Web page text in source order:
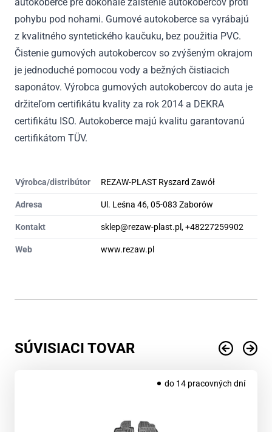
pohybu pod nohami. Gumové autokoberce sa vyrábajú
z kvalitného syntetického kaučuku, bez použitia PVC.
Čistenie gumových autokobercov so zvýšeným okrajom
je jednoduché pomocou vody a bežných čistiacich
saponátov. Výrobca gumových autokobercov do auta je
držiteľom certifikátu kvality za rok 2014 a DEKRA
certifikátu ISO. Autokoberce majú kvalitu garantovanú
certifikátom TÜV.
Výrobca/distribútor REZAW-PLAST Ryszard Zawół
Adresa Ul. Leśna 46, 05-083 Zaborów
Kontakt sklep@rezaw-plast.pl, +48227259902
Web www.rezaw.pl
SÚVISIACI TOVAR
do 14 pracovných dní